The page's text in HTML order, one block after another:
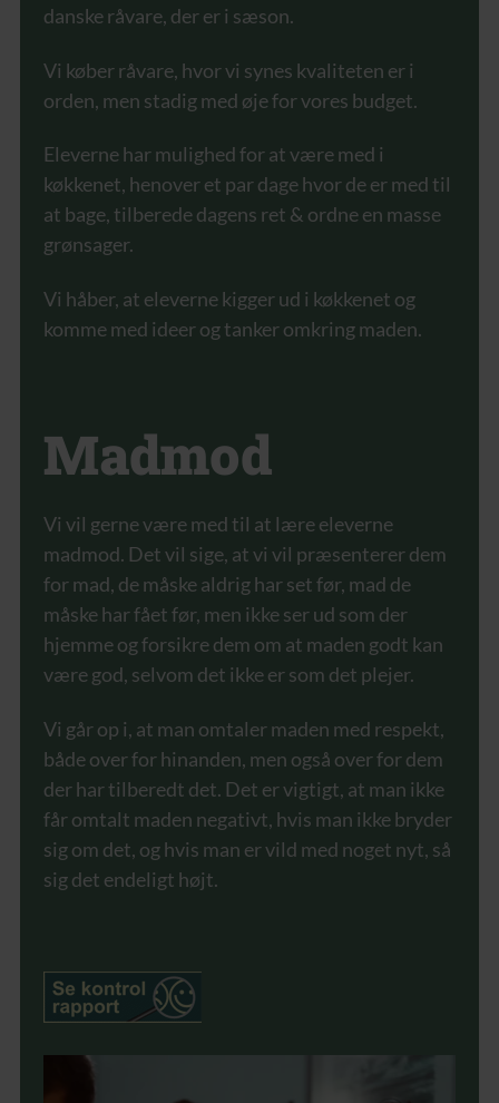
danske råvare, der er i sæson.
Vi køber råvare, hvor vi synes kvaliteten er i
orden, men stadig med øje for vores budget.
Eleverne har mulighed for at være med i
køkkenet, henover et par dage hvor de er med til
at bage, tilberede dagens ret & ordne en masse
grønsager.
Vi håber, at eleverne kigger ud i køkkenet og
komme med ideer og tanker omkring maden.
Madmod
Vi vil gerne være med til at lære eleverne
madmod. Det vil sige, at vi vil præsenterer dem
for mad, de måske aldrig har set før, mad de
måske har fået før, men ikke ser ud som der
hjemme og forsikre dem om at maden godt kan
være god, selvom det ikke er som det plejer.
Vi går op i, at man omtaler maden med respekt,
både over for hinanden, men også over for dem
der har tilberedt det. Det er vigtigt, at man ikke
får omtalt maden negativt, hvis man ikke bryder
sig om det, og hvis man er vild med noget nyt, så
sig det endeligt højt.